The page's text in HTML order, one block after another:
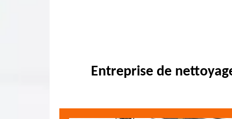
Entreprise de